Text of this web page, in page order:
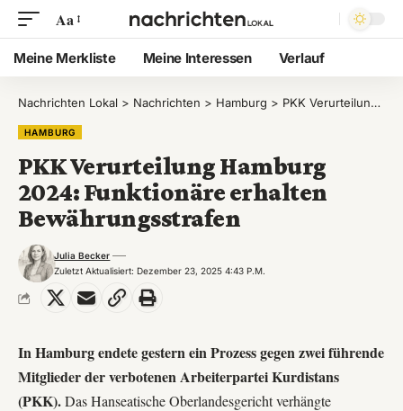
Aa
Meine Merkliste Meine Interessen Verlauf
Nachrichten Lokal > Nachrichten > Hamburg > PKK Verurteilung Hamburg 2024: Funktionäre erhalten Bewährungsstrafen
HAMBURG
PKK Verurteilung Hamburg
2024: Funktionäre erhalten
Bewährungsstrafen
Zuletzt Aktualisiert: Dezember 23, 2025 4:43 P.m.
Julia Becker
In Hamburg endete gestern ein Prozess gegen zwei führende
Mitglieder der verbotenen Arbeiterpartei Kurdistans
(PKK).Das Hanseatische Oberlandesgericht verhängte